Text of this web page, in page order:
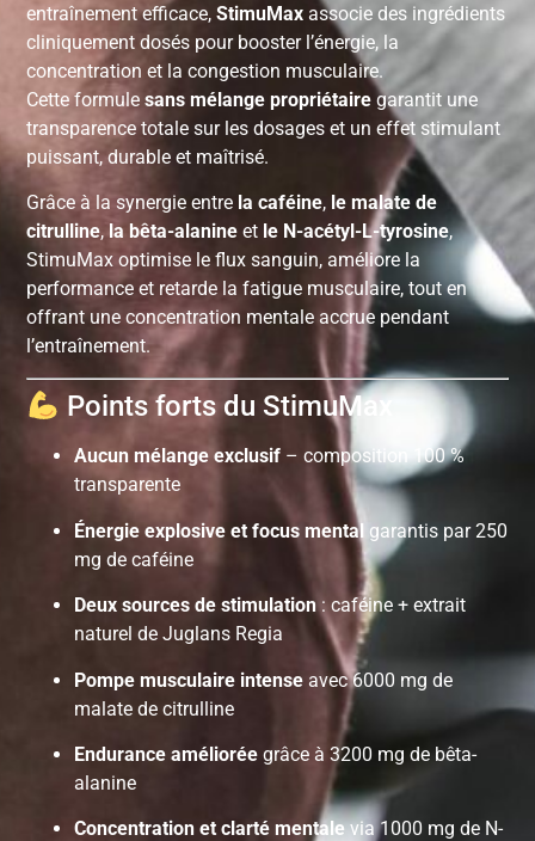
entraînement efficace,StimuMax associe des ingrédients
cliniquement dosés pour booster l’énergie, la
concentration et la congestion musculaire.
Cette formulesans mélange propriétaire garantit une
transparence totale sur les dosages et un effet stimulant
puissant, durable et maîtrisé.
Grâce à la synergie entre la caféine, le malate de
citrulline, la bêta-alanine et le N-acétyl-L-tyrosine,
StimuMax optimise le flux sanguin, améliore la
performance et retarde la fatigue musculaire, tout en
offrant une concentration mentale accrue pendant
l’entraînement.
Points forts du StimuMax
Aucun mélange exclusif – composition 100 %
transparente
Énergie explosive et focus mental garantis par 250
mg de caféine
Deux sources de stimulation : caféine + extrait
naturel de Juglans Regia
Pompe musculaire intense avec 6000 mg de
malate de citrulline
Endurance améliorée grâce à 3200 mg de bêta-
alanine
Concentration et clarté mentalevia 1000 mg de N-